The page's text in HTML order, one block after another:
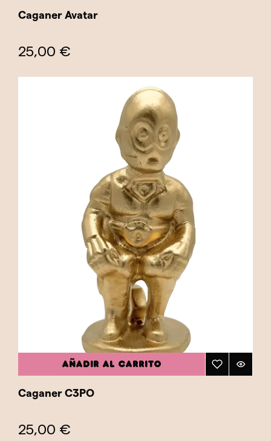
Caganer Avatar
25,00 €
AÑADIR AL CARRITO
Caganer C3PO
25,00 €